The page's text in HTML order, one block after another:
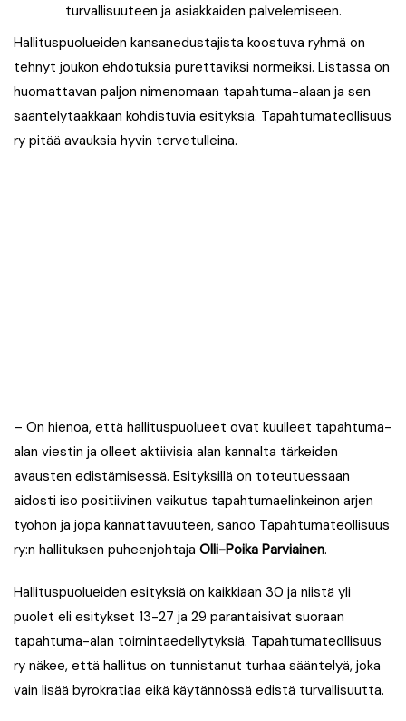
turvallisuuteen ja asiakkaiden palvelemiseen.
Hallituspuolueiden kansanedustajista koostuva ryhmä on
tehnyt joukon ehdotuksia purettaviksi normeiksi. Listassa on
huomattavan paljon nimenomaan tapahtuma-alaan ja sen
sääntelytaakkaan kohdistuvia esityksiä. Tapahtumateollisuus
ry pitää avauksia hyvin tervetulleina.
– On hienoa, että hallituspuolueet ovat kuulleet tapahtuma-
alan viestin ja olleet aktiivisia alan kannalta tärkeiden
avausten edistämisessä. Esityksillä on toteutuessaan
aidosti iso positiivinen vaikutus tapahtumaelinkeinon arjen
työhön ja jopa kannattavuuteen, sanoo Tapahtumateollisuus
ry:n hallituksen puheenjohtaja Olli-Poika Parviainen.
Hallituspuolueiden esityksiä on kaikkiaan 30 ja niistä yli
puolet eli esitykset 13-27 ja 29 parantaisivat suoraan
tapahtuma-alan toimintaedellytyksiä. Tapahtumateollisuus
ry näkee, että hallitus on tunnistanut turhaa sääntelyä, joka
vain lisää byrokratiaa eikä käytännössä edistä turvallisuutta.